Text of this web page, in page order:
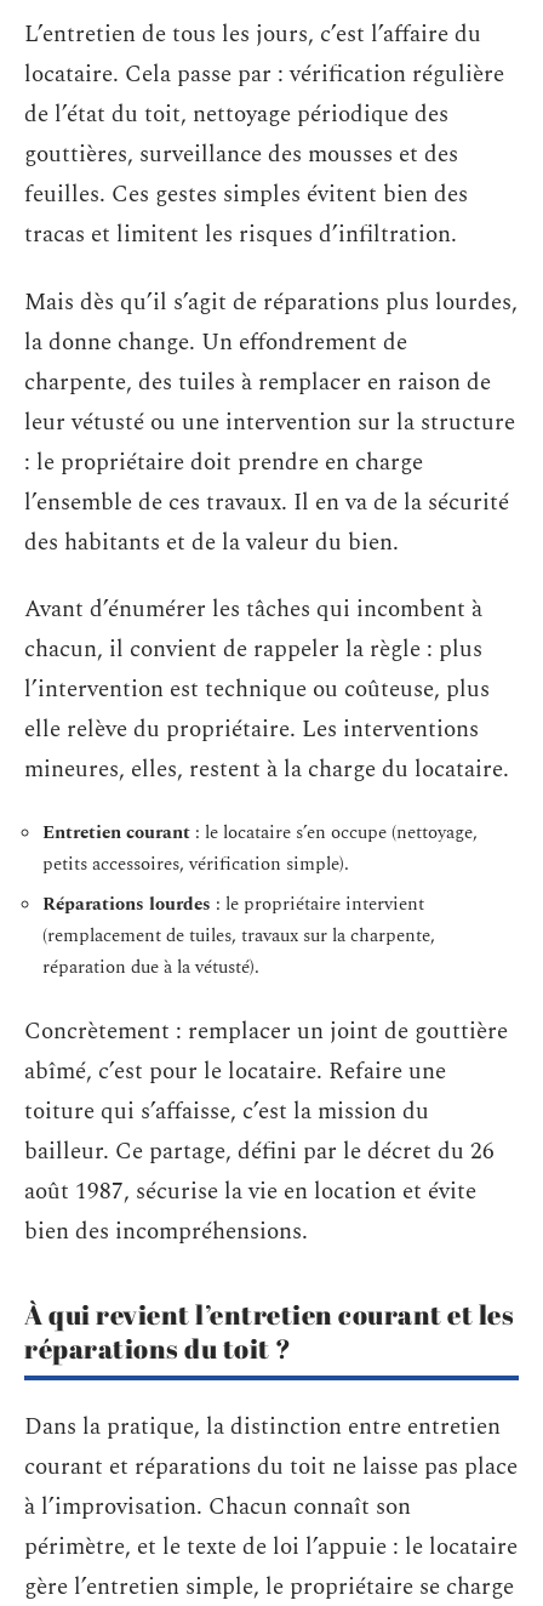
L’entretien de tous les jours, c’est l’affaire du
locataire. Cela passe par : vérification régulière
de l’état du toit, nettoyage périodique des
gouttières, surveillance des mousses et des
feuilles. Ces gestes simples évitent bien des
tracas et limitent les risques d’infiltration.
Mais dès qu’il s’agit de réparations plus lourdes,
la donne change. Un effondrement de
charpente, des tuiles à remplacer en raison de
leur vétusté ou une intervention sur la structure
: le propriétaire doit prendre en charge
l’ensemble de ces travaux. Il en va de la sécurité
des habitants et de la valeur du bien.
Avant d’énumérer les tâches qui incombent à
chacun, il convient de rappeler la règle : plus
l’intervention est technique ou coûteuse, plus
elle relève du propriétaire. Les interventions
mineures, elles, restent à la charge du locataire.
Entretien courant : le locataire s’en occupe (nettoyage,
petits accessoires, vérification simple).
Réparations lourdes : le propriétaire intervient
(remplacement de tuiles, travaux sur la charpente,
réparation due à la vétusté).
Concrètement : remplacer un joint de gouttière
abîmé, c’est pour le locataire. Refaire une
toiture qui s’affaisse, c’est la mission du
bailleur. Ce partage, défini par le décret du 26
août 1987, sécurise la vie en location et évite
bien des incompréhensions.
À qui revient l’entretien courant et les
réparations du toit ?
Dans la pratique, la distinction entre entretien
courant et réparations du toit ne laisse pas place
à l’improvisation. Chacun connaît son
périmètre, et le texte de loi l’appuie : le locataire
gère l’entretien simple, le propriétaire se charge